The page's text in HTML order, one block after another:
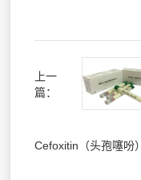
上一
篇：
Cefoxitin（头孢噻吩）